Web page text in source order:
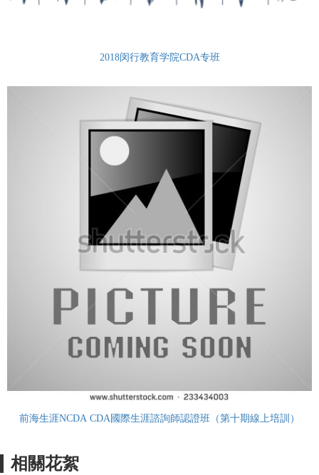
2018闵行教育学院CDA专班
前海生涯NCDA CDA國際生涯諮詢師認證班（第十期線上培訓）
相關花絮